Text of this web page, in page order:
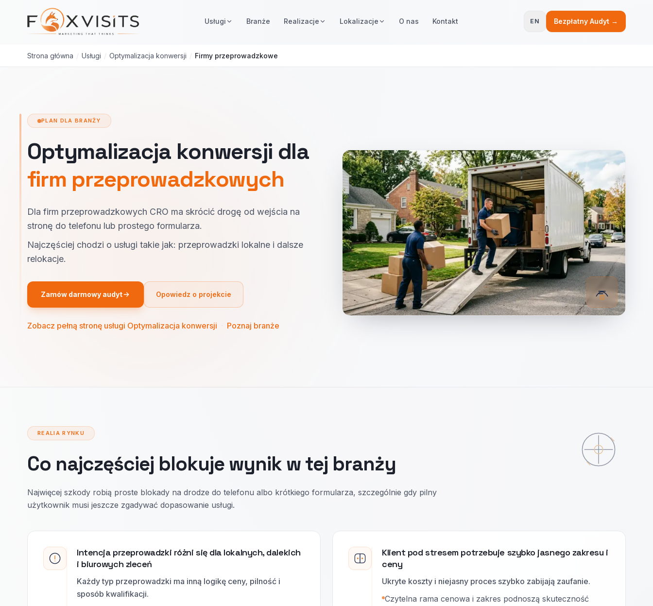
Przejdź do treści głównej
Usługi Branże Realizacje Lokalizacje O nas Kontakt EN Bezpłatny Audyt →
Strona główna / Usługi / Optymalizacja konwersji / Firmy przeprowadzkowe
PLAN DLA BRANŻY
Optymalizacja konwersji dla
firm przeprowadzkowych
Dla firm przeprowadzkowych CRO ma skrócić drogę od wejścia na
stronę do telefonu lub prostego formularza.
Najczęściej chodzi o usługi takie jak: przeprowadzki lokalne i dalsze
relokacje.
Zamów darmowy audyt Opowiedz o projekcie
Zobacz pełną stronę usługi Optymalizacja konwersji Poznaj branże
REALIA RYNKU
Co najczęściej blokuje wynik w tej branży
Najwięcej szkody robią proste blokady na drodze do telefonu albo krótkiego formularza, szczególnie gdy pilny
użytkownik musi jeszcze zgadywać dopasowanie usługi.
Intencja przeprowadzki różni się dla lokalnych, dalekich
i biurowych zleceń
Każdy typ przeprowadzki ma inną logikę ceny, pilność i
sposób kwalifikacji.
Klient pod stresem potrzebuje szybko jasnego zakresu i
ceny
Ukryte koszty i niejasny proces szybko zabijają zaufanie.
Czytelna rama cenowa i zakres podnoszą skuteczność